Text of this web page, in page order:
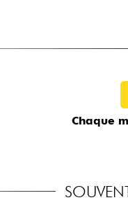
Chaque